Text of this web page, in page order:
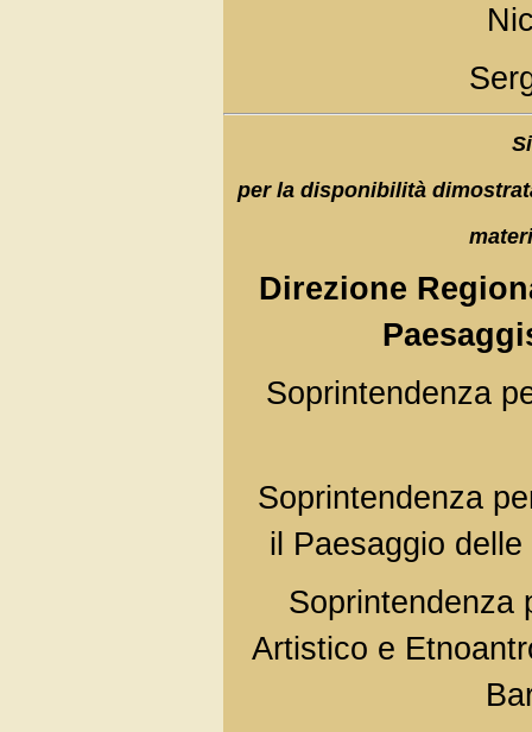
per la disponibilità
Direzione
Soprintendenza
Soprintendenza
il Paesaggio
Soprintendenza
Artistico e